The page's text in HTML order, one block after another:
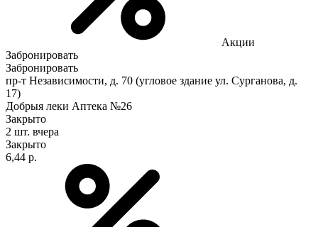
Акции
Забронировать
Забронировать
пр-т Независимости, д. 70 (угловое здание ул. Сурганова, д.
17)
Добрыя леки Аптека №26
Закрыто
2 шт. вчера
Закрыто
6,44 р.